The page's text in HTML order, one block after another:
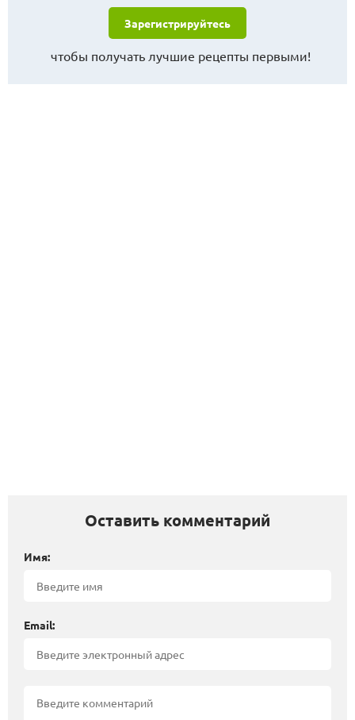
Зарегистрируйтесь
чтобы получать лучшие рецепты первыми!
Оставить комментарий
Имя:
Email: